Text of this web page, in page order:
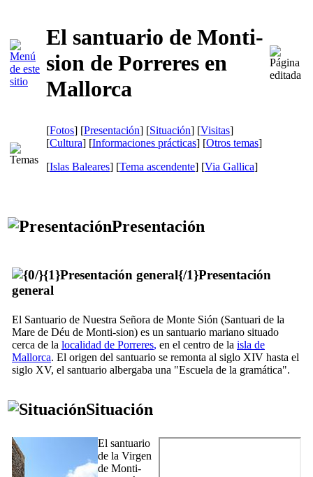
El santuario de Monti-
sion de Porreres en
Mallorca
[Fotos] [Presentación] [Situación] [Visitas]
[Cultura] [Informaciones prácticas] [Otros temas]
[Islas Baleares] [Tema ascendente] [Via Gallica]
Presentación
Presentación
general
El Santuario de Nuestra Señora de Monte Sión (Santuari de la
Mare de Déu de Monti-sion) es un santuario mariano situado
cerca de la localidad de Porreres, en el centro de la isla de
Mallorca. El origen del santuario se remonta al siglo XIV hasta el
siglo XV, el santuario albergaba una "Escuela de la gramática".
Situación
El santuario
de la Virgen
de Monti-